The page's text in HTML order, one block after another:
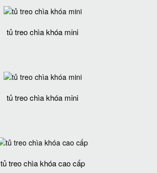
tủ treo chìa khóa mini
tủ treo chìa khóa mini
tủ treo chìa khóa cao cấp